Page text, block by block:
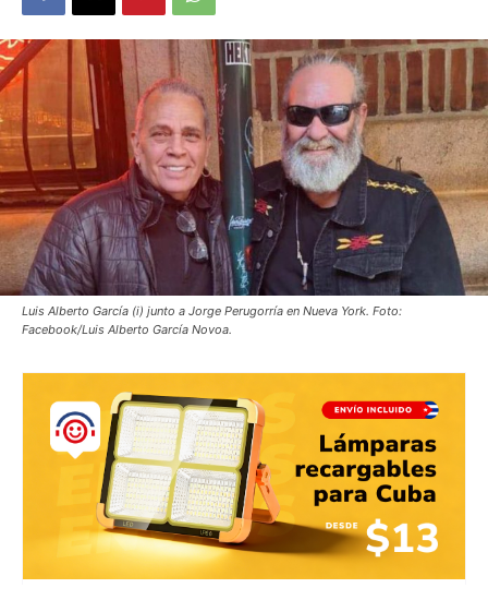
Luis Alberto García (i) junto a Jorge Perugorría en Nueva York. Foto:
Facebook/Luis Alberto García Novoa.